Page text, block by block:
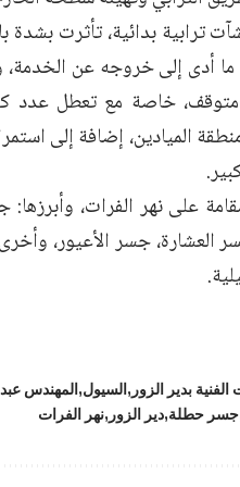
ترابية بدائية، تأثرت
ما أدى إلى خروجه عن
خاصة مع تعطل عدد
الميادين، إضافة إلى
محافظة دير الزور 26 جسراً، منها 14 مُقامة على
جسر الأعيور،
بدير الزور السيول المهندس
جسر حطلة دير الزور نهر الفرات